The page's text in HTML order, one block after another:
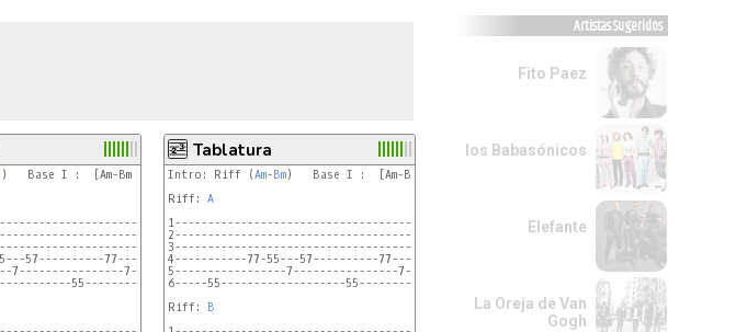
)   Base I :  [Am-Bm x 4
]
]
]
57----------77---57--------------]
7----------------7-----------------]
55------------------------]
Tablatura
Intro: Riff (Am-Bm)   Base I :  [Am-Bm] x 4
Riff: A
1----------------------------------------------------]
2----------------------------------------------------]
3----------------------------------------------------]
4-----------77-55---57----------77---57--------------]
5-----------------7----------------7-----------------]
6-----55-------------------55------------------------]
Riff: B
Artistas Sugeridos
Fito Paez
los Babasónicos
Elefante
La Oreja de Van
Gogh